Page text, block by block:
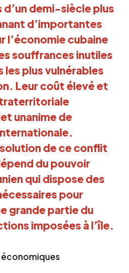
demi-siècle plus
d’importantes
l’économie cubaine
souffrances inutiles
les plus vulnérables
Leur coût élevé et
unanime de
de ce conflit
du pouvoir
qui dispose des
pour
grande partie du
imposées à l’île.